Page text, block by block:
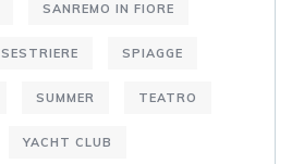
SANREMO IN FIORE
SESTRIERE SPIAGGE
SUMMER TEATRO
YACHT CLUB